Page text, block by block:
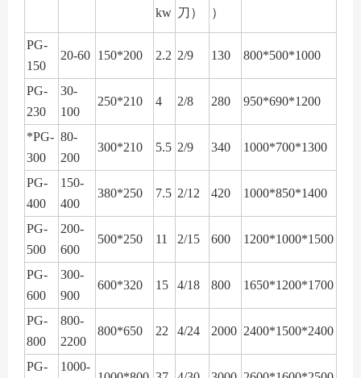
kw 刀）
）
PG-
150
20-60 150*200 2.2 2/9 130 800*500*1000
PG-
230
30-
100
250*210 4 2/8 280 950*690*1200
*PG-
300
80-
200
300*210 5.5 2/9 340 1000*700*1300
PG-
400
150-
400
380*250 7.5 2/12 420 1000*850*1400
PG-
500
200-
600
500*250 11 2/15 600 1200*1000*1500
PG-
600
300-
900
600*320 15 4/18 800 1650*1200*1700
PG-
800
800-
2200
800*650 22 4/24 2000 2400*1500*2400
PG-
1000-